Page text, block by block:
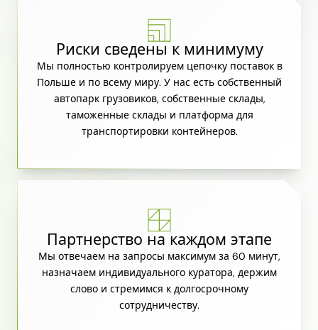
Риски сведены к минимуму
Мы полностью контролируем цепочку поставок в
Польше и по всему миру. У нас есть собственный
автопарк грузовиков, собственные склады,
таможенные склады и платформа для
транспортировки контейнеров.
Партнерство на каждом этапе
Мы отвечаем на запросы максимум за 60 минут,
назначаем индивидуального куратора, держим
слово и стремимся к долгосрочному
сотрудничеству.